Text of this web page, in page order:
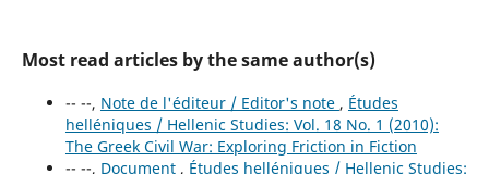
Most read articles by the same author(s)
-- --, Note de l'éditeur / Editor's note , Études
helléniques / Hellenic Studies: Vol. 18 No. 1 (2010):
The Greek Civil War: Exploring Friction in Fiction
-- --, Document , Études helléniques / Hellenic Studies: